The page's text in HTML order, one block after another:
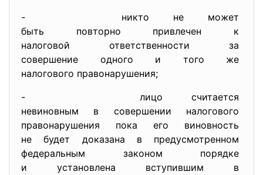
- никто не может
быть повторно привлечен к
налоговой ответственности за
совершение одного и того же
налогового правонарушения;
- лицо считается
невиновным в совершении налогового
правонарушения пока его виновность
не будет доказана в предусмотренном
федеральным законом порядке
и установлена вступившим в